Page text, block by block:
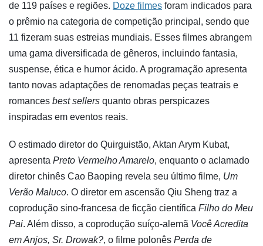
de 119 países e regiões. Doze filmes foram indicados para
o prêmio na categoria de competição principal, sendo que
11 fizeram suas estreias mundiais. Esses filmes abrangem
uma gama diversificada de gêneros, incluindo fantasia,
suspense, ética e humor ácido. A programação apresenta
tanto novas adaptações de renomadas peças teatrais e
romances best sellers quanto obras perspicazes
inspiradas em eventos reais.
O estimado diretor do Quirguistão, Aktan Arym Kubat,
apresenta Preto Vermelho Amarelo, enquanto o aclamado
diretor chinês Cao Baoping revela seu último filme, Um
Verão Maluco. O diretor em ascensão Qiu Sheng traz a
coprodução sino-francesa de ficção científica Filho do Meu
Pai. Além disso, a coprodução suíço-alemã Você Acredita
em Anjos, Sr. Drowak?, o filme polonês Perda de